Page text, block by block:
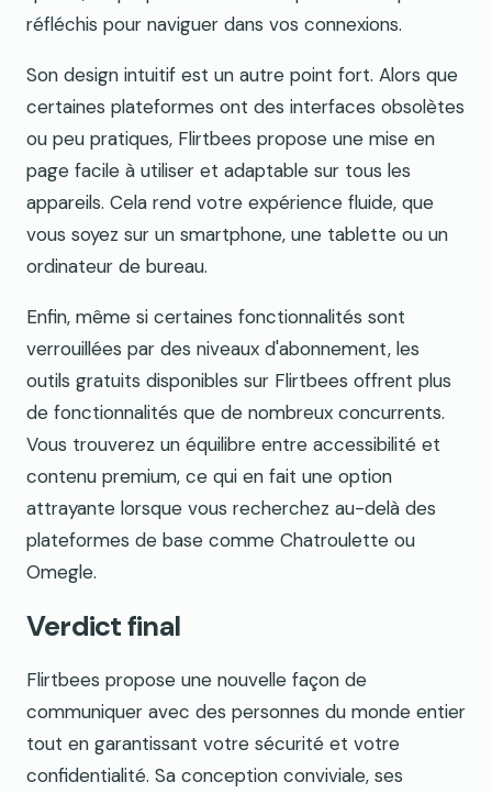
réfléchis pour naviguer dans vos connexions.
Son design intuitif est un autre point fort. Alors que
certaines plateformes ont des interfaces obsolètes
ou peu pratiques, Flirtbees propose une mise en
page facile à utiliser et adaptable sur tous les
appareils. Cela rend votre expérience fluide, que
vous soyez sur un smartphone, une tablette ou un
ordinateur de bureau.
Enfin, même si certaines fonctionnalités sont
verrouillées par des niveaux d'abonnement, les
outils gratuits disponibles sur Flirtbees offrent plus
de fonctionnalités que de nombreux concurrents.
Vous trouverez un équilibre entre accessibilité et
contenu premium, ce qui en fait une option
attrayante lorsque vous recherchez au-delà des
plateformes de base comme Chatroulette ou
Omegle.
Verdict final
Flirtbees propose une nouvelle façon de
communiquer avec des personnes du monde entier
tout en garantissant votre sécurité et votre
confidentialité. Sa conception conviviale, ses